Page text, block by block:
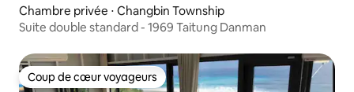
Chambre privée ⋅ Changbin Township
Suite double standard - 1969 Taitung Danman
Coup de cœur voyageurs
Coup de cœur voyageurs